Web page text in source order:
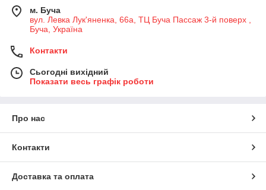
м. Буча
вул. Левка Лук'яненка, 66а, ТЦ Буча Пассаж 3-й поверх ,
Буча, Україна
Контакти
Сьогодні вихідний
Показати весь графік роботи
Про нас
Контакти
Доставка та оплата